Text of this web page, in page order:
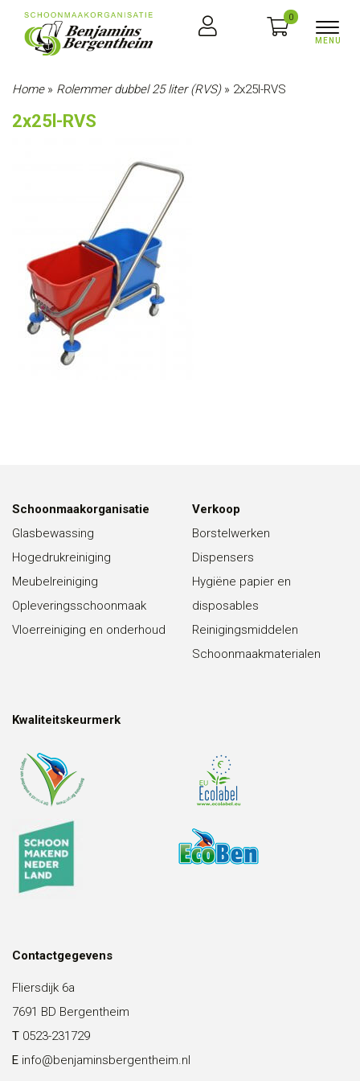
0
Home» Rolemmer dubbel 25 liter (RVS)» 2x25l-RVS
2x25l-RVS
Schoonmaakorganisatie
Glasbewassing
Hogedrukreiniging
Meubelreiniging
Opleveringsschoonmaak
Vloerreiniging en onderhoud
Verkoop
Borstelwerken
Dispensers
Hygiëne papier en
disposables
Reinigingsmiddelen
Schoonmaakmaterialen
Kwaliteitskeurmerk
Contactgegevens
Fliersdijk 6a
7691 BD Bergentheim
T 0523-231729
E info@benjaminsbergentheim.nl